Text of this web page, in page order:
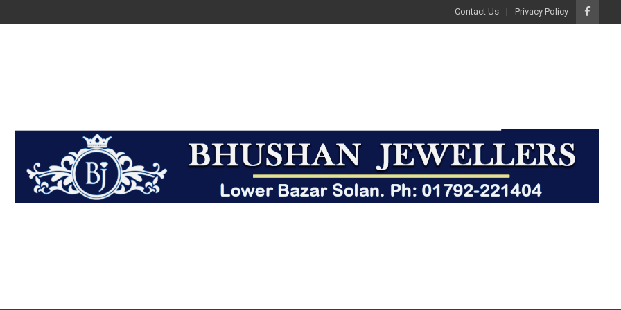
Contact Us Privacy Policy